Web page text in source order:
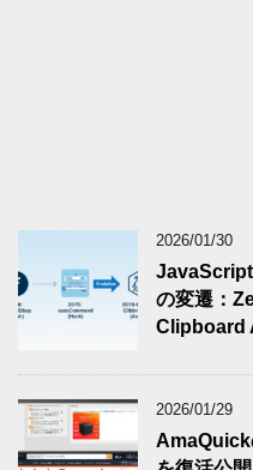
2026/01/30
JavaScript
の変遷：
Clipboard
2026/01/29
AmaQuick